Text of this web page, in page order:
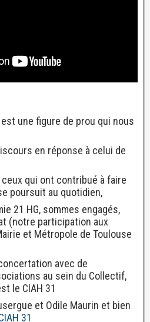
figure de prou qui nous
en réponse à celui de
qui ont contribué à faire
poursuit au quotidien,
sommes engagés,
(notre participation aux
et Métropole de Toulouse
avec de
au sein du Collectif,
le CIAH 31
et Odile Maurin et bien
31